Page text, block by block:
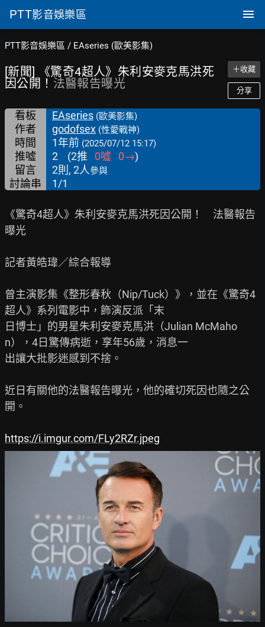
PTT影音娛樂區
PTT影音娛樂區 / EAseries (歐美影集)
[新聞] 《驚奇4超人》朱利安麥克馬洪死
因公開！ 法醫報告曝光
＋收藏
分享
看板 EAseries (歐美影集)
作者 godofsex (性愛戰神)
時間 1年前 (2025/07/12 15:17)
推噓 2 (2推 0噓 0→)
留言
2則, 2人參與
討論串 1/1
《驚奇4超人》朱利安麥克馬洪死因公開！　法醫報告
曝光
記者黃皓瑋／綜合報導
曾主演影集《整形春秋（Nip/Tuck）》，並在《驚奇4
超人》系列電影中，飾演反派「末
日博士」的男星朱利安麥克馬洪（Julian McMaho
n），4日驚傳病逝，享年56歲，消息一
出讓大批影迷感到不捨。
近日有關他的法醫報告曝光，他的確切死因也隨之公
開。
https://i.imgur.com/FLy2RZr.jpeg